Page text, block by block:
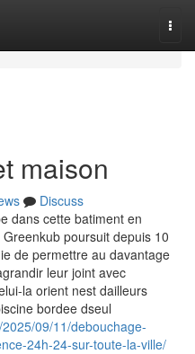
maison
Discuss
dans cette batiment en
poursuit depuis 10
de permettre au davantage
leur joint avec
la orient nest dailleurs
bordee dseul
09/11/debouchage-
24h-24-sur-toute-la-ville/